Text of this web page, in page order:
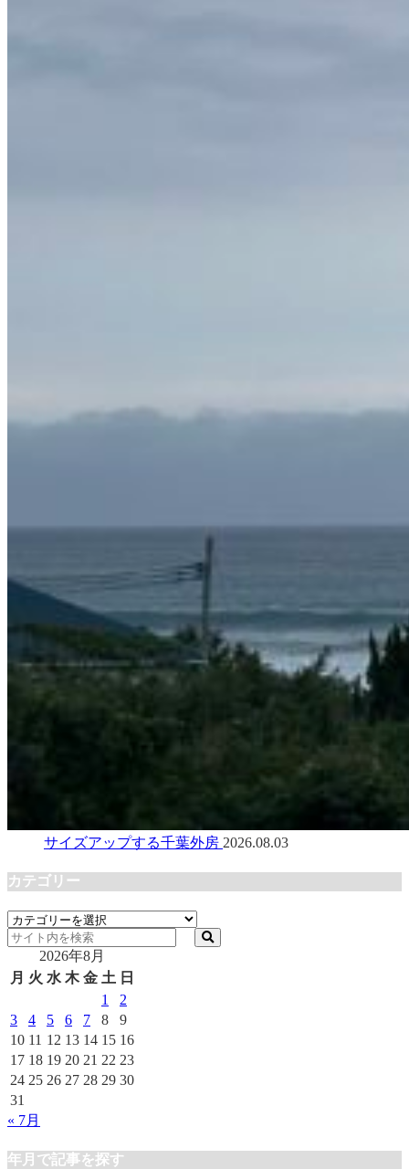
サイズアップする千葉外房 2026.08.03
カテゴリー
カ
テ
リ
2026年8月
月 火 水 木 金 土 日
1
2
3
4 5 6 7 8
9
10 11 12 13 14 15 16
17 18 19 20 21 22 23
24 25 26 27 28 29 30
31
« 7月
年月で記事を探す